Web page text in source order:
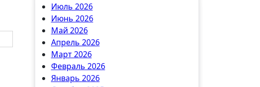
Июль 2026
Июнь 2026
Май 2026
Апрель 2026
Март 2026
Февраль 2026
Январь 2026